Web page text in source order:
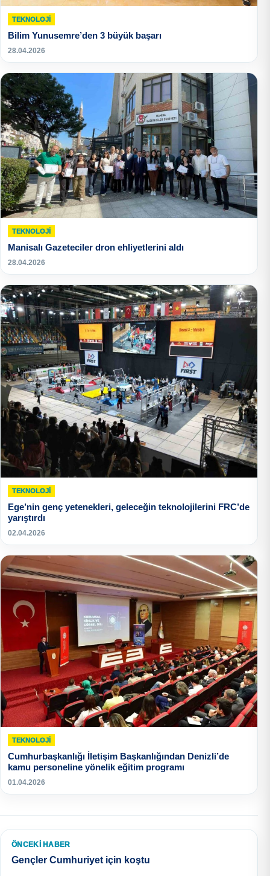
TEKNOLOJI
Bilim Yunusemre’den 3 büyük başarı
28.04.2026
TEKNOLOJI
Manisalı Gazeteciler dron ehliyetlerini aldı
28.04.2026
TEKNOLOJI
Ege’nin genç yetenekleri, geleceğin teknolojilerini FRC’de
yarıştırdı
02.04.2026
TEKNOLOJI
Cumhurbaşkanlığı İletişim Başkanlığından Denizli’de
kamu personeline yönelik eğitim programı
01.04.2026
ÖNCEKI HABER
Gençler Cumhuriyet için koştu